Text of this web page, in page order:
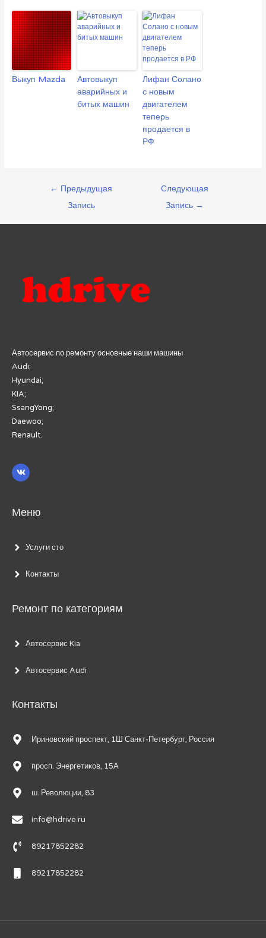
Выкуп Mazda
Автовыкуп
аварийных и
битых машин
Лифан Солано
с новым
двигателем
теперь
продается в
РФ
Навигация
записям
← Предыдущая
Запись
Следующая
Запись →
Автосервис по ремонту основные наши машины
Audi;
Hyundai;
KIA;
SsangYong;
Daewoo;
Renault.
Меню
Услуги сто
Контакты
Ремонт по категориям
Автосервис Kia
Автосервис Audi
Контакты
Ириновский проспект, 1Ш Санкт-Петербург, Россия
просп. Энергетиков, 15А
ш. Революции, 83
info@hdrive.ru
89217852282
89217852282